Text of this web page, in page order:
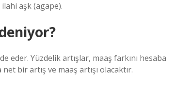
aşk (agape).
eder. Yüzdelik artışlar, maaş farkını hesaba
bir artış ve maaş artışı olacaktır.